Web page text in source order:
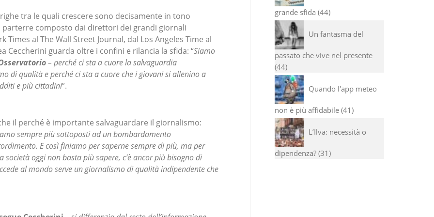
tra le quali crescere sono decisamente in tono
parterre composto dai direttori dei grandi giornali
Times al The Wall Street Journal, dal Los Angeles Time al
Ceccherini guarda oltre i confini e rilancia la sfida: “Siamo
– perché ci sta a cuore la salvaguardia
di qualità e perché ci sta a cuore che i giovani si allenino a
e più cittadini”.
il perché è importante salvaguardare il giornalismo:
sempre più sottoposti ad un bombardamento
E così finiamo per saperne sempre di più, ma per
società oggi non basta più sapere, c’è ancor più bisogno di
al mondo serve un giornalismo di qualità indipendente che
grande sfida 44
Un fantasma del
passato che vive nel presente
44
Quando l'app meteo
non è più affidabile 41
L’Ilva: necessità o
dipendenza? 31